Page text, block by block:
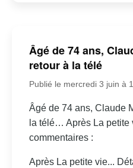
Âgé de 74 ans,
retour à la télé
Publié le mercredi 3 juin à
Âgé de 74 ans, Claude
la télé… Après La
commentaires :
Après La petite vie...